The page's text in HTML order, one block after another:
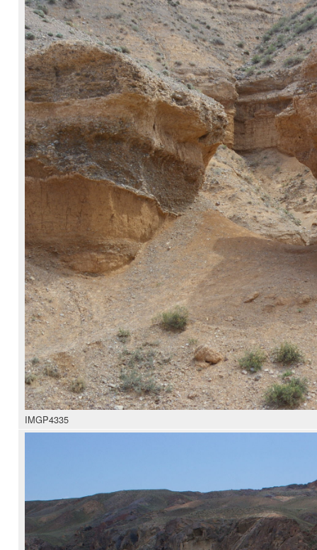
IMGP4335